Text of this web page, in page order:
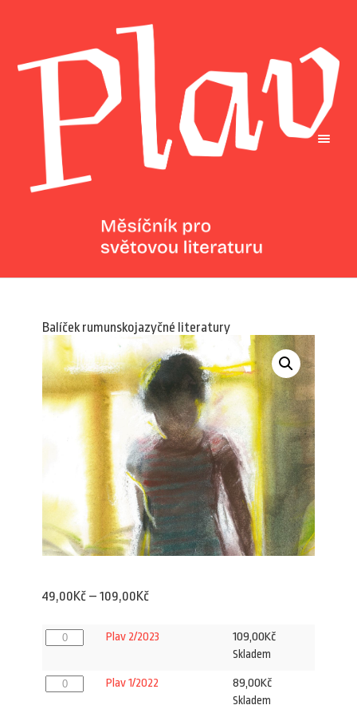
Balíček rumunskojazyčné literatury
49,00Kč – 109,00KčRozpětí
49,00Kč
109,00Kč
Plav
2/2023
Plav 2/2023 109,00Kč
Skladem
Plav
1/2022
Plav 1/2022 89,00Kč
Skladem